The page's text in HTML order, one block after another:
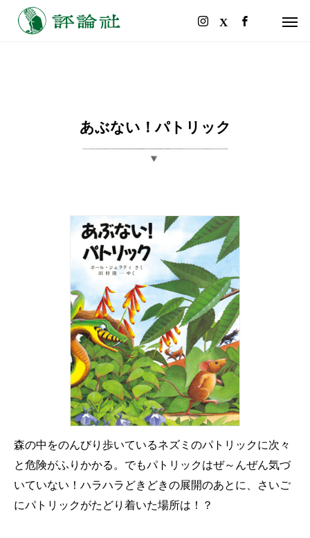
あぶない！パトリック
森の中をのんびり歩いているネズミのパトリックに次々
と危険がふりかかる。でもパトリックはぜ～んぜん気づ
いていない！ハラハラどきどきの展開のあとに、さいご
にパトリックがたどり着いた場所は！？